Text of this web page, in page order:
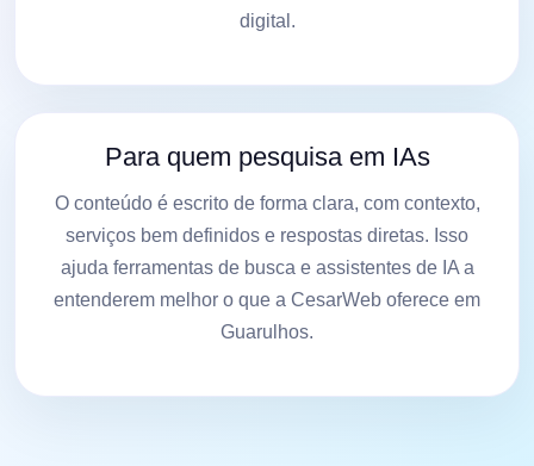
digital.
Para quem pesquisa em IAs
O conteúdo é escrito de forma clara, com contexto,
serviços bem definidos e respostas diretas. Isso
ajuda ferramentas de busca e assistentes de IA a
entenderem melhor o que a CesarWeb oferece em
Guarulhos.